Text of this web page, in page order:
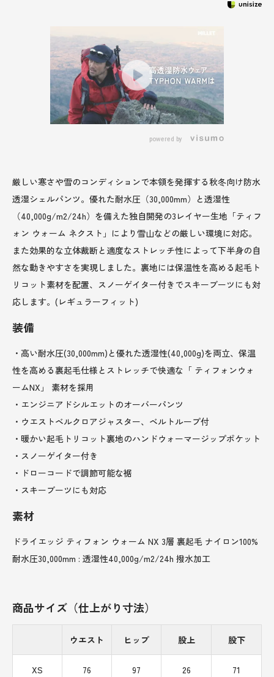
powered by
厳しい寒さや雪のコンディションで本領を発揮する秋冬向け防水
透湿シェルパンツ。優れた耐水圧（30,000mm）と透湿性
（40,000g/m2/24h）を備えた独自開発の3レイヤー生地「ティフ
ォン ウォーム ネクスト」により雪山などの厳しい環境に対応。
また効果的な立体裁断と適度なストレッチ性によって下半身の自
然な動きやすさを実現しました。裏地には保温性を高める起毛ト
リコット素材を配置、スノーゲイター付きでスキーブーツにも対
応します。(レギュラーフィット)
装備
・高い耐水圧(30,000mm)と優れた透湿性(40,000g)を両立、保温
性を高める裏起毛仕様とストレッチで快適な「 ティフォンウォ
ームNX」 素材を採用
・エンジニアドシルエットのオーバーパンツ
・ウエストベルクロアジャスター、ベルトループ付
・暖かい起毛トリコット裏地のハンドウォーマージップポケット
・スノーゲイター付き
・ドローコードで調節可能な裾
・スキーブーツにも対応
素材
ドライエッジ ティフォン ウォーム NX 3層 裏起毛 ナイロン100%
耐水圧30,000mm : 透湿性40,000g/m2/24h 撥水加工
商品サイズ（仕上がり寸法）
ウエスト ヒップ 股上 股下
XS 76 97 26 71